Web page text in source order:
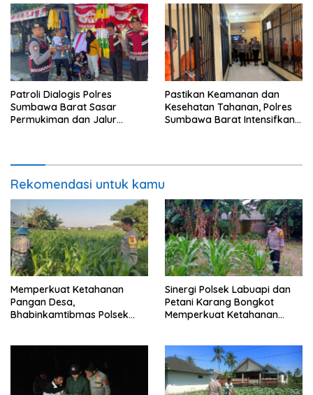
Patroli Dialogis Polres
Sumbawa Barat Sasar
Permukiman dan Jalur
Pastikan Keamanan dan
Kesehatan Tahanan, Polres
Sumbawa Barat Intensifkan
Rekomendasi untuk kamu
Memperkuat Ketahanan
Pangan Desa,
Bhabinkamtibmas Polsek
Sinergi Polsek Labuapi dan
Petani Karang Bongkot
Memperkuat Ketahanan